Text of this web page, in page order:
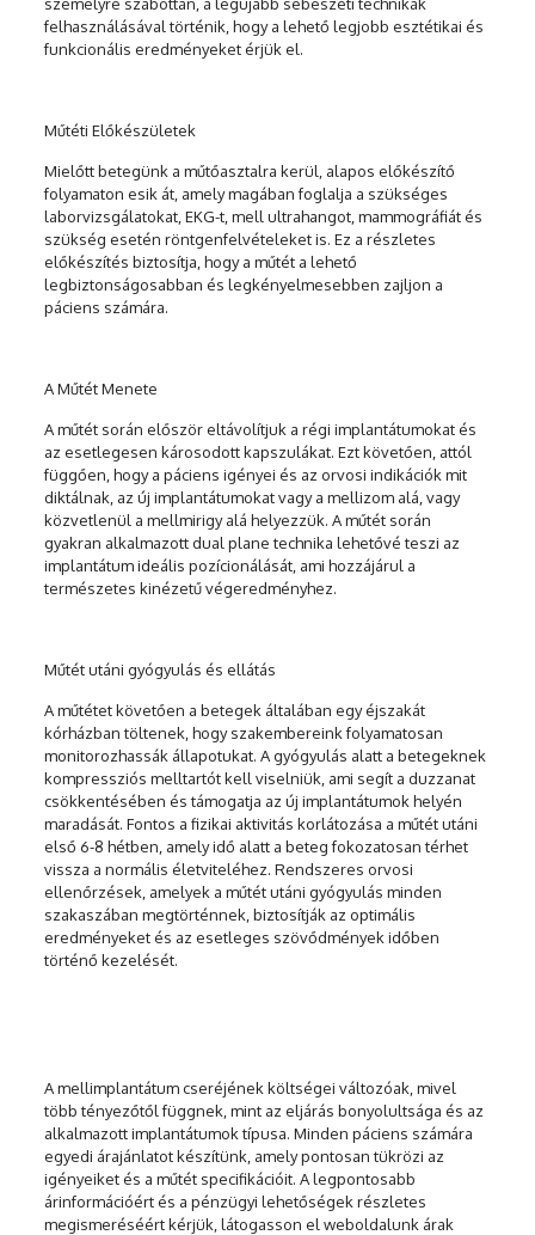
felhasználásával történik, hogy a lehető legjobb esztétikai és
funkcionális eredményeket érjük el.
Műtéti Előkészületek
Mielőtt betegünk a műtőasztalra kerül, alapos előkészítő
folyamaton esik át, amely magában foglalja a szükséges
laborvizsgálatokat, EKG-t, mell ultrahangot, mammográfiát és
szükség esetén röntgenfelvételeket is. Ez a részletes
előkészítés biztosítja, hogy a műtét a lehető
legbiztonságosabban és legkényelmesebben zajljon a
páciens számára.
A Műtét Menete
A műtét során először eltávolítjuk a régi implantátumokat és
az esetlegesen károsodott kapszulákat. Ezt követően, attól
függően, hogy a páciens igényei és az orvosi indikációk mit
diktálnak, az új implantátumokat vagy a mellizom alá, vagy
közvetlenül a mellmirigy alá helyezzük. A műtét során
gyakran alkalmazott dual plane technika lehetővé teszi az
implantátum ideális pozícionálását, ami hozzájárul a
természetes kinézetű végeredményhez.
Műtét utáni gyógyulás és ellátás
A műtétet követően a betegek általában egy éjszakát
kórházban töltenek, hogy szakembereink folyamatosan
monitorozhassák állapotukat. A gyógyulás alatt a betegeknek
kompressziós melltartót kell viselniük, ami segít a duzzanat
csökkentésében és támogatja az új implantátumok helyén
maradását. Fontos a fizikai aktivitás korlátozása a műtét utáni
első 6-8 hétben, amely idő alatt a beteg fokozatosan térhet
vissza a normális életviteléhez. Rendszeres orvosi
ellenőrzések, amelyek a műtét utáni gyógyulás minden
szakaszában megtörténnek, biztosítják az optimális
eredményeket és az esetleges szövődmények időben
történő kezelését.
A mellimplantátum cseréjének költségei változóak, mivel
több tényezőtől függnek, mint az eljárás bonyolultsága és az
alkalmazott implantátumok típusa. Minden páciens számára
egyedi árajánlatot készítünk, amely pontosan tükrözi az
igényeiket és a műtét specifikációit. A legpontosabb
árinformációért és a pénzügyi lehetőségek részletes
megismeréséért kérjük, látogasson el weboldalunk árak